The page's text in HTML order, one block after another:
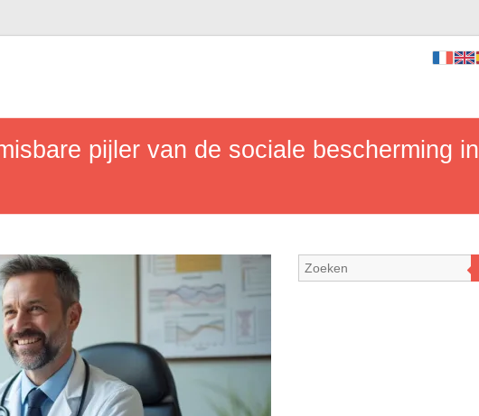
pijler van de sociale bescherming in